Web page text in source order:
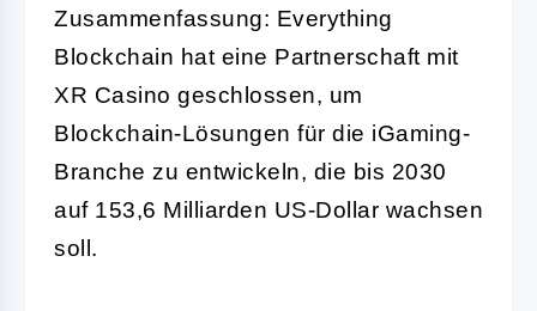
Zusammenfassung: Everything
Blockchain hat eine Partnerschaft mit
XR Casino geschlossen, um
Blockchain-Lösungen für die iGaming-
Branche zu entwickeln, die bis 2030
auf 153,6 Milliarden US-Dollar wachsen
soll.